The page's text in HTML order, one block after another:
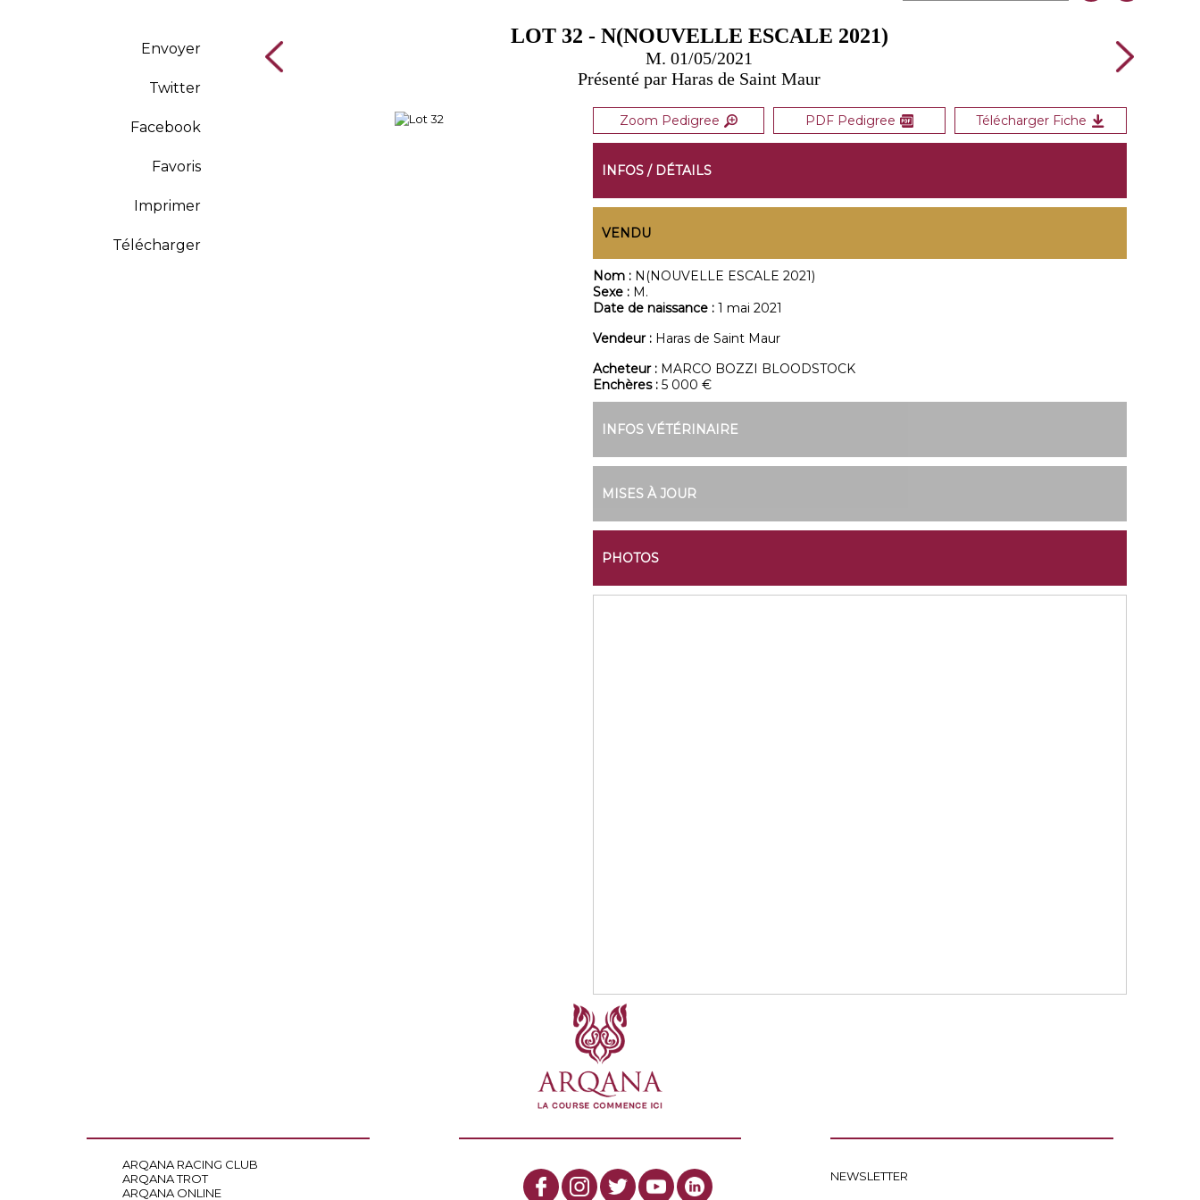
Envoyer
Twitter
Facebook
Favoris
Imprimer
Télécharger
LOT 32 - N(NOUVELLE ESCALE 2021)
M. 01/05/2021
Présenté par Haras de Saint Maur
Zoom Pedigree PDF Pedigree Télécharger Fiche
INFOS / DÉTAILS
VENDU
Nom : N(NOUVELLE ESCALE 2021)
Sexe : M.
Date de naissance : 1 mai 2021
Vendeur : Haras de Saint Maur
Acheteur : MARCO BOZZI BLOODSTOCK
Enchères : 5 000 €
INFOS VÉTÉRINAIRE
MISES À JOUR
PHOTOS
ARQANA RACING CLUB
ARQANA TROT
ARQANA ONLINE
NEWSLETTER